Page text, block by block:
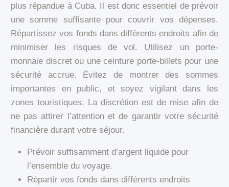
plus répandue à Cuba. Il est donc essentiel de prévoir
une somme suffisante pour couvrir vos dépenses.
Répartissez vos fonds dans différents endroits afin de
minimiser les risques de vol. Utilisez un porte-
monnaie discret ou une ceinture porte-billets pour une
sécurité accrue. Évitez de montrer des sommes
importantes en public, et soyez vigilant dans les
zones touristiques. La discrétion est de mise afin de
ne pas attirer l’attention et de garantir votre sécurité
financière durant votre séjour.
Prévoir suffisamment d’argent liquide pour
l’ensemble du voyage.
Répartir vos fonds dans différents endroits